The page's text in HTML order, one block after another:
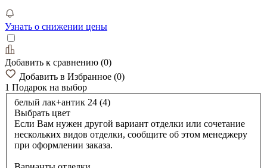
Узнать о снижении цены
Добавить к сравнению (0)
Добавить в Избранное (0)
1 Подарок на выбор
белый лак+антик 24 (4)
Выбрать цвет
Если Вам нужен другой вариант отделки или сочетание
нескольких видов отделки, сообщите об этом менеджеру
при оформлении заказа.